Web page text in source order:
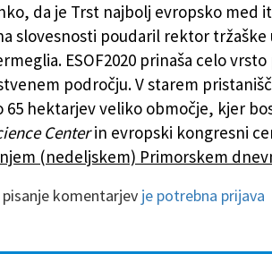
da je Trst najbolj evropsko med
slovesnosti poudaril rektor tržaške
ESOF2020 prinaša celo
področju. V starem
65 hektarjev veliko območje, kjer
Centerin evropski kongresni
(nedeljskem) Primorskem
pisanje komentarjev je potrebna prijava